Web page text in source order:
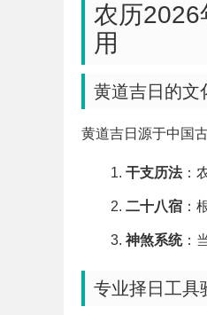
农历2026
用
黄道吉日的文
黄道吉日源于中国
干支历法：
二十八宿 ：
神煞系统：
专业择日工具